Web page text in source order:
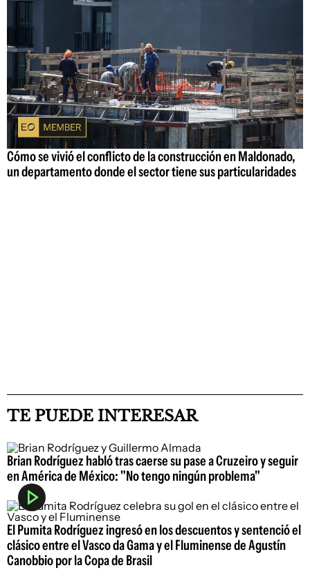
Cómo se vivió el conflicto de la construcción en Maldonado,
un departamento donde el sector tiene sus particularidades
TE PUEDE INTERESAR
Brian Rodríguez habló tras caerse su pase a Cruzeiro y seguir
en América de México: "No tengo ningún problema"
El Pumita Rodríguez ingresó en los descuentos y sentenció el
clásico entre el Vasco da Gama y el Fluminense de Agustín
Canobbio por la Copa de Brasil